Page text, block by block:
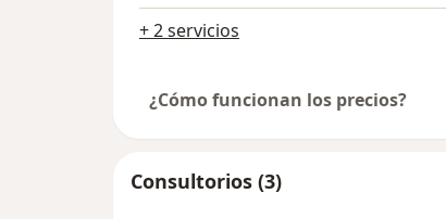
+ 2 servicios
¿Cómo funcionan los precios?
Consultorios (3)